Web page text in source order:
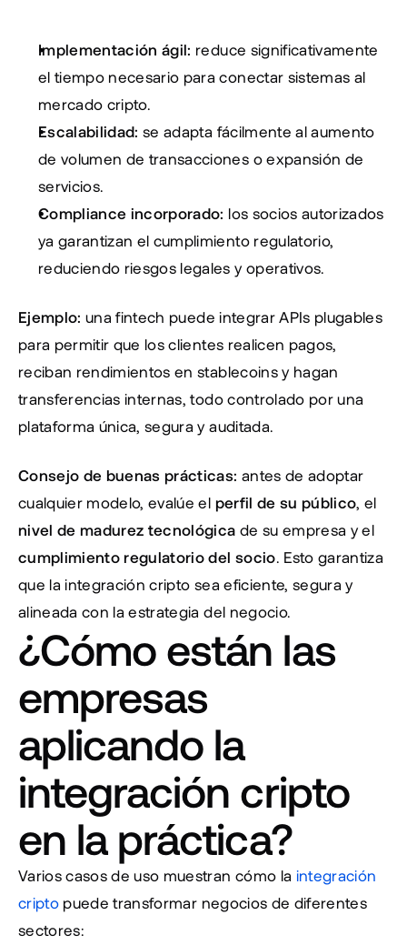
Implementación ágil: reduce significativamente
el tiempo necesario para conectar sistemas al
mercado cripto.
Escalabilidad: se adapta fácilmente al aumento
de volumen de transacciones o expansión de
servicios.
Compliance incorporado: los socios autorizados
ya garantizan el cumplimiento regulatorio,
reduciendo riesgos legales y operativos.
Ejemplo: una fintech puede integrar APIs plugables
para permitir que los clientes realicen pagos,
reciban rendimientos en stablecoins y hagan
transferencias internas, todo controlado por una
plataforma única, segura y auditada.
Consejo de buenas prácticas: antes de adoptar
cualquier modelo, evalúe el perfil de su público
nivel de madurez tecnológica
cumplimiento regulatorio del socio. Esto garantiza
que la integración cripto sea eficiente, segura y
alineada con la estrategia del negocio.
¿Cómo están las
empresas
aplicando la
integración cripto
en la práctica?
Varios casos de uso muestran cómo la integración
cripto puede transformar negocios de diferentes
sectores: